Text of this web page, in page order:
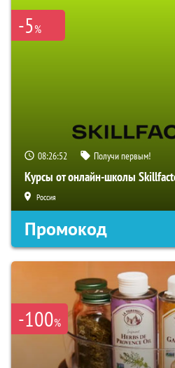
-5%
08:26:51 Получи первым!
Курсы от онлайн-школы
Россия
Промокод
-100%